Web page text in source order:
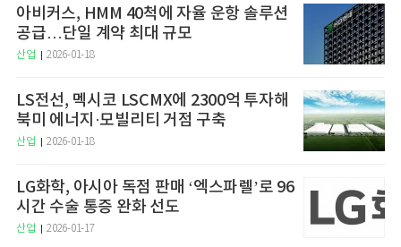
아비커스, HMM 40척에 자율 운항 솔루션
공급…단일 계약 최대 규모
산업 2026-01-18
LS전선, 멕시코 LSCMX에 2300억 투자해
북미 에너지·모빌리티 거점 구축
산업 2026-01-18
LG화학, 아시아 독점 판매 ‘엑스파렐’로 96
시간 수술 통증 완화 선도
산업 2026-01-17